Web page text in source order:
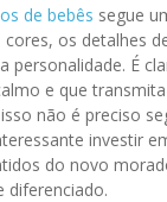
de bebês segue
cores, os detalhes
personalidade. É
e que
não é preciso
investir
do novo
diferenciado.